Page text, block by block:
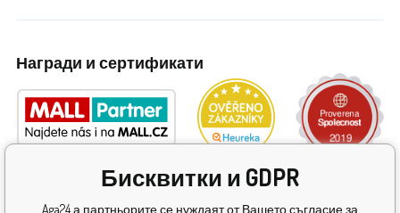
Награди и сертификати
Бисквитки и GDPR
Aga24 а партньорите се нуждаят от Вашето съгласие за